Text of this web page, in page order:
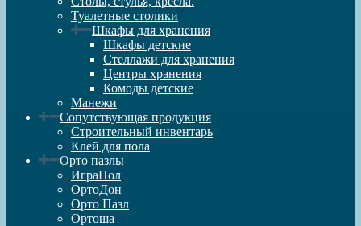
Туалетные столики
Шкафы для хранения
Шкафы детские
Стеллажи для хранения
Центры хранения
Комоды детские
Манежи
Сопутствующая продукция
Строительный инвентарь
Клей для пола
Орто пазлы
ИграПол
ОртоДон
Орто Пазл
Ортоша